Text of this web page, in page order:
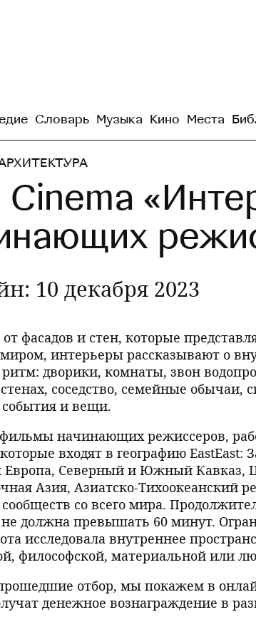
Словарь Музыка Кино Места
Cinema
10 декабря 2023
фасадов и стен, которые
интерьеры рассказывают о
дворики, комнаты, звон
соседство, семейные обычаи,
и вещи.
начинающих режиссеров,
входят в географию
Европа, Северный и Южный Кавказ,
Азия, Азиатско-Тихоокеанский
со всего мира.
должна превышать 60 минут.
исследовала внутреннее
философской, материальной или
отбор, мы покажем в
денежное вознаграждение в